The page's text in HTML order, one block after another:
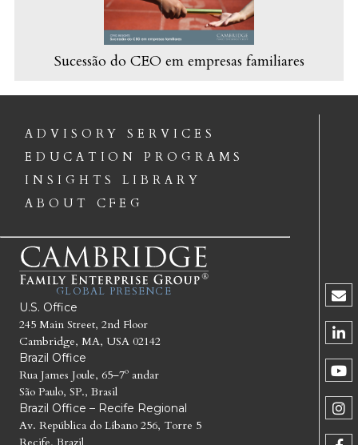
Sucessão do CEO em empresas familiares
ADVISORY SERVICES
EDUCATION PROGRAMS
INSIGHTS LIBRARY
ABOUT CFEG
GLOBAL PRESENCE
U.S. Office
245 Main Street, 2nd Floor
Cambridge, MA, USA 02142
Brazil Office
Rua James Joule, 65–7º andar
São Paulo, SP., Brasil
Brazil Office – Recife Regional
Av. República do Líbano 256, Torre 5